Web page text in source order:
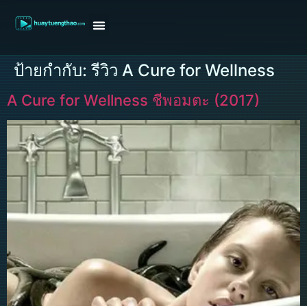
ป้ายกำกับ: รีวิว A Cure for Wellness
A Cure for Wellness ชีพอมตะ (2017)